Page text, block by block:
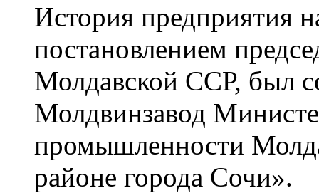
История предприятия
постановлением
Молдавской ССР, был
Молдвинзавод
промышленности
районе города Сочи».